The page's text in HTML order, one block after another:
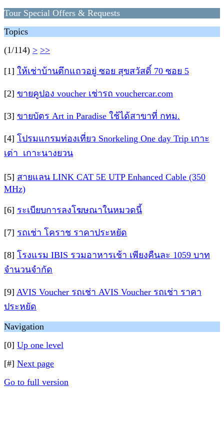
Tour Special Offers & Requests
Topics
(1/114) > >>
[1] ให้เช่าบ้านตึกแถวอยู่ ซอย สุขสวัสดิ์ 70 ซอย 5
[2] ขายคูปอง voucher เช่ารถ vouchercar.com
[3] ขายบัตร Art in Paradise ใช้ได้สาขาที่ กทม.
[4] โปรมแกรมท่องเที่ยว Snorkeling One day Trip เกาะ
เต่า  เกาะนางยวน
[5] สายแลน LINK CAT 5E UTP Enhanced Cable (350
MHz)
[6] ระเบียบการลงโฆษณาในหมวดนี้
[7] รถเช่า โคราช ราคาประหยัด
[8] โรงแรม IBIS รวมอาหารเช้า เพียงคืนละ 1059 บาท
จำนวนจำกัด
[9] AVIS Voucher รถเช่า AVIS Voucher รถเช่า ราคา
ประหยัด
Navigation
[0] Up one level
[#] Next page
Go to full version